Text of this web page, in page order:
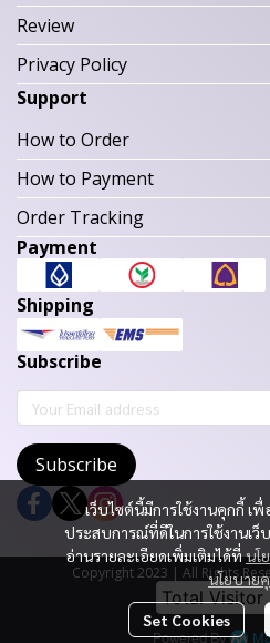
เว็บไซต์นี้มีการใช้งานคุกกี้ เ
ประสบการณ์ที่ดีในการใช้งานเ
อ่านรายละเอียดเพิ่มเติมได้ที่นโ
นโยบาย
Set Cookies
Review
Privacy Policy
Support
How to Order
How to Payment
Order Tracking
Payment
Shipping
Subscribe
Subscribe
Copyright 2023 | All Rights
Total Visitor
Powered By